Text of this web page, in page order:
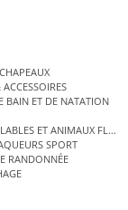
BAIN ET DE NATATION
ET ANIMAUX
SPORT
RANDONNÉE